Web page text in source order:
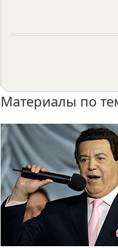
Материалы по